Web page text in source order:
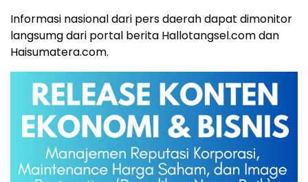
Informasi nasional dari pers daerah dapat dimonitor
langsumg dari portal berita Hallotangsel.com dan
Haisumatera.com.